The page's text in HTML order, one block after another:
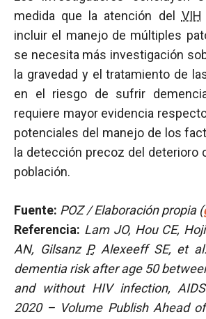
medida que la atención del VIH
incluir el manejo de múltiples
se necesita más investigación
la gravedad y el tratamiento de
en el riesgo de sufrir
requiere mayor evidencia
potenciales del manejo de los
la detección precoz del deterioro
población.
Fuente: POZ / Elaboración propia (
Referencia: Lam JO, Hou CE,
AN, Gilsanz P, Alexeeff SE, et
dementia risk after age 50
and without HIV infection,
2020 – Volume Publish Ahead